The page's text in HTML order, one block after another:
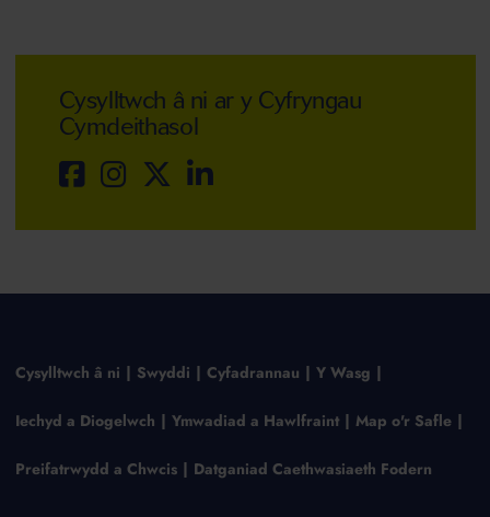
Cysylltwch â ni ar y Cyfryngau
Cymdeithasol
Cysylltwch â ni Swyddi Cyfadrannau Y Wasg
Iechyd a Diogelwch Ymwadiad a Hawlfraint Map o'r Safle
Preifatrwydd a Chwcis Datganiad Caethwasiaeth Fodern